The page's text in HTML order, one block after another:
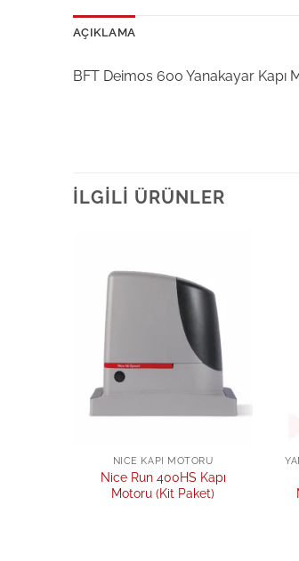
AÇIKLAMA
BFT Deimos 600 Yanakayar Kapı
İLGILI ÜRÜNLER
wishlist
NICE KAPI MOTORU
Nice Run 400HS Kapı
Motoru (Kit Paket)